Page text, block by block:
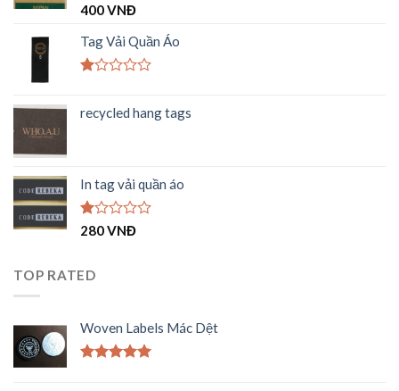
Được
hạng
1.00
5
400VNĐ
Tag Vải Quần Áo
hạng
recycled hang tags
In tag vải quần áo
Được
1.00
280VNĐ
TOP RATED
Woven Labels Mác Dệt